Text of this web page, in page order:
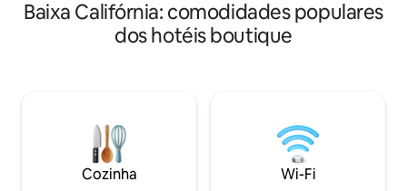
abre para a suíte, que conta com sofá,
TV e bar de vinhos/café. Pátio privativo
com lareira e rede. Mergulhe na piscina
Deck (apenas de sexta a domingo).
Café, frutas frescas, água mineral, Wi-Fi
e música pela Alexa. (Veja outros
anúncios na página da propriedade
aconchegante e
comodidades de
a partir do zero,
vinhos que são
as 20h Todos os
para você com
Baixa Califórnia: comodidades populares
dos hotéis boutique
Cozinha Wi-Fi